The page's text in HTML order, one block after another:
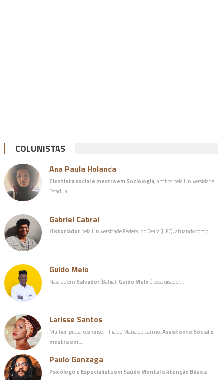
COLUNISTAS
Ana Paula Holanda
Cientista social e mestra em Sociologia, ambos pela Universidade
Estadual…
Gabriel Cabral
Historiadorpela Universidade Federal do Ceará (UFC), atuando como…
Guido Melo
Nascido em Salvador(Bahia), Guido Meloé pesquisador…
Larisse Santos
Mulher-preta-cearense, filha de Maria do Carmo.Assistente Social e
mestra em…
Paulo Gonzaga
Psicólogo e Especialista em Saúde Mental e Atenção Básica